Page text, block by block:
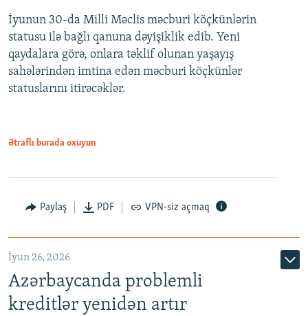
Auto 240p 360p 480p
720p 1080p
360p
480p
720p
İyunun 30-da Milli Məclis məcburi köçkünlərin
statusu ilə bağlı qanuna dəyişiklik edib. Yeni
qaydalara görə, onlara təklif olunan yaşayış
sahələrindən imtina edən məcburi köçkünlər
statuslarını itirəcəklər.
Ətraflı burada oxuyun
Paylaş PDF VPN-siz açmaq
İyun 26, 2026
Azərbaycanda problemli
kreditlər yenidən artır